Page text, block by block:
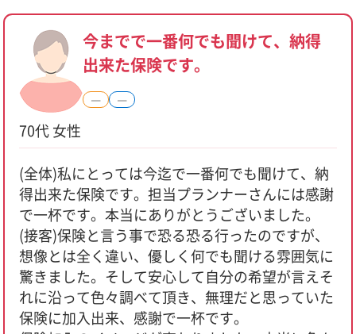
70代 女性
今までで一番何でも聞けて、納得
出来た保険です。
― ―
(全体)私にとっては今迄で一番何でも聞けて、納
得出来た保険です。担当プランナーさんには感謝
で一杯です。本当にありがとうございました。
(接客)保険と言う事で恐る恐る行ったのですが、
想像とは全く違い、優しく何でも聞ける雰囲気に
驚きました。そして安心して自分の希望が言えそ
れに沿って色々調べて頂き、無理だと思っていた
保険に加入出来、感謝で一杯です。